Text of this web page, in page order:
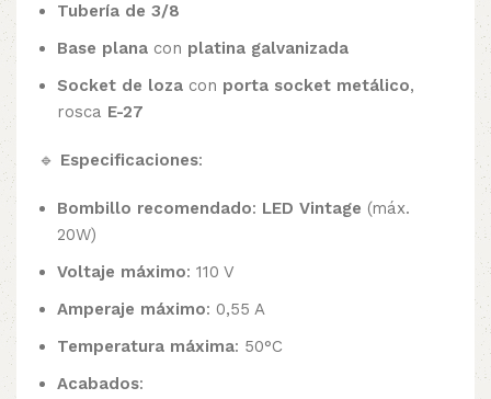
Tubería de 3/8
Base plana con platina galvanizada
Socket de loza con porta socket metálico,
rosca E-27
🔹 Especificaciones:
Bombillo recomendado: LED Vintage (máx.
20W)
Voltaje máximo: 110 V
Amperaje máximo: 0,55 A
Temperatura máxima: 50°C
Acabados: